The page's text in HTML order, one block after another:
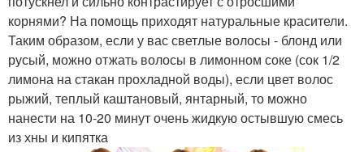
корнями? На помощь приходят натуральные красители.
Таким образом, если у вас светлые волосы - блонд или
русый, можно отжать волосы в лимонном соке (сок 1/2
лимона на стакан прохладной воды), если цвет волос
рыжий, теплый каштановый, янтарный, то можно
нанести на 10-20 минут очень жидкую остывшую смесь
из хны и кипятка